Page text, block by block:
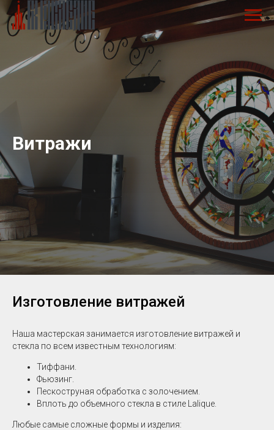
Витражи
Изготовление витражей
Наша мастерская занимается изготовление витражей и
стекла по всем известным технологиям:
Тиффани.
Фьюзинг.
Пескоструная обработка с золочением.
Вплоть до объемного стекла в стиле Lalique.
Любые самые сложные формы и изделия: